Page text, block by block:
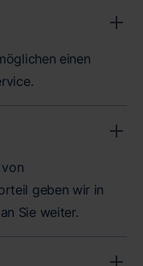
einen
geben wir in
Sie weiter.